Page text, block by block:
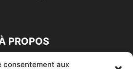
consentement aux
PROPOS